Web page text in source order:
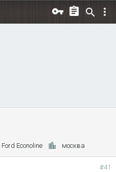
Ford Econoline москва
#41